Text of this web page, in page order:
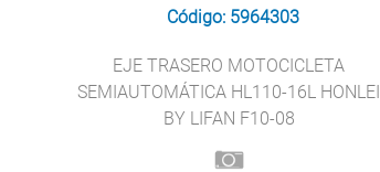
Código: 5964303
EJE TRASERO MOTOCICLETA
SEMIAUTOMÁTICA HL110-16L HONLEI
BY LIFAN F10-08